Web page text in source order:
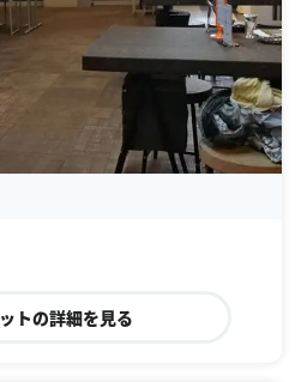
トの詳細を見る